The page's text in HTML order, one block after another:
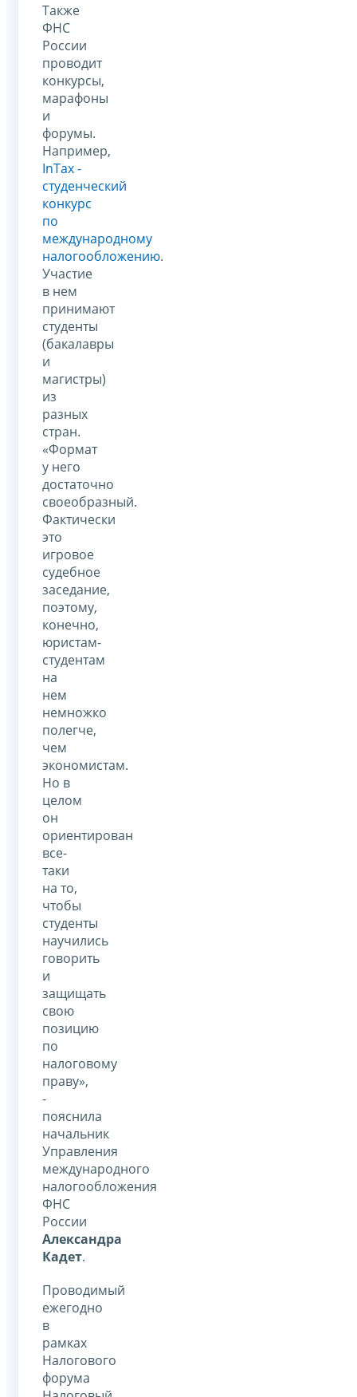
Также
ФНС
России
проводит
конкурсы,
марафоны
и
форумы.
Например,
InTax -
студенческий
конкурс
по
международному
налогообложению.
Участие
в нем
принимают
студенты
(бакалавры
и
магистры)
из
разных
стран.
«Формат
у него
достаточно
своеобразный.
Фактически
это
игровое
судебное
заседание,
поэтому,
конечно,
юристам-
студентам
на
нем
немножко
полегче,
чем
экономистам.
Но в
целом
он
ориентирован
все-
таки
на то,
чтобы
студенты
научились
говорить
и
защищать
свою
позицию
по
налоговому
праву»,
-
пояснила
начальник
Управления
международного
налогообложения
ФНС
России
Александра
Кадет.
Проводимый
ежегодно
в
рамках
Налогового
форума